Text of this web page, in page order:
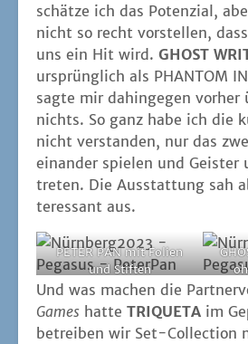
schät­ze ich das Poten­zi­al,
nicht so recht vor­stel­len,
uns ein Hit wird. GHOST
ursprüng­lich als PHANTOM
sag­te mir dahin­ge­gen vor­her
nichts. So ganz habe ich die
nicht ver­stan­den, nur das
ein­an­der spie­len und
tre­ten. Die Aus­stat­tung sah
ter­es­sant aus.
PETER PAN mit Foli­en
und Stiften
Und was machen die
Games hat­te TRIQUETA im
betrei­ben wir Set-Coll­ec­tion